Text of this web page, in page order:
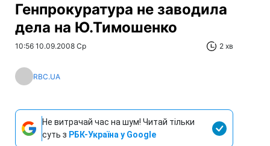
Генпрокуратура не заводила
дела на Ю.Тимошенко
10:56 10.09.2008 Ср 2 хв
RBC.UA
Не витрачай час на шум! Читай тільки
суть з РБК-Україна у Google